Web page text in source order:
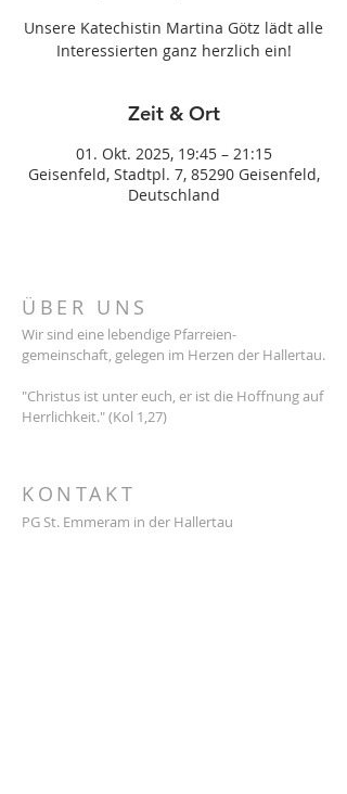
Unsere Katechistin Martina Götz lädt alle
Interessierten ganz herzlich ein!
Zeit & Ort
01. Okt. 2025, 19:45 – 21:15
Geisenfeld, Stadtpl. 7, 85290 Geisenfeld,
Deutschland
ÜBER UNS
Wir sind eine lebendige Pfarreien-
gemeinschaft, gelegen im Herzen der Hallertau.
"Christus ist unter euch, er ist die Hoffnung auf
Herrlichkeit." (Kol 1,27)
KONTAKT
PG St. Emmeram in der Hallertau